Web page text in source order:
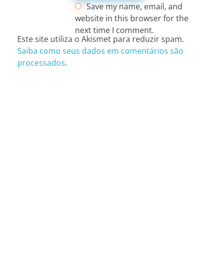
Save my name, email, and
website in this browser for the
next time I comment.
Este site utiliza o Akismet para reduzir spam.
Saiba como seus dados em comentários são
processados.